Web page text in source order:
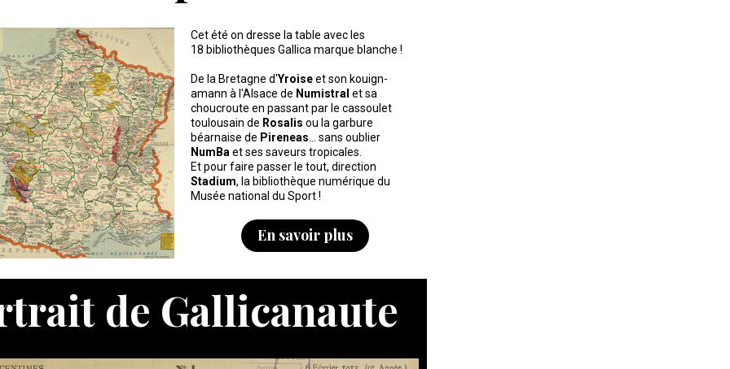
Cet été on dresse la table avec les
18 bibliothèques Gallica marque blanche !
De la Bretagne d'Yroiseet son kouign-
amann à l'Alsace de Numistral et sa
choucroute en passant par le cassoulet
toulousain de Rosalis ou la garbure
béarnaise de Pireneas ... sans oublier
NumBa et ses saveurs tropicales.
Et pour faire passer le tout, direction
Stadium, la bibliothèque numérique du
Musée national du Sport !
En savoir plus
de Gallicanaute